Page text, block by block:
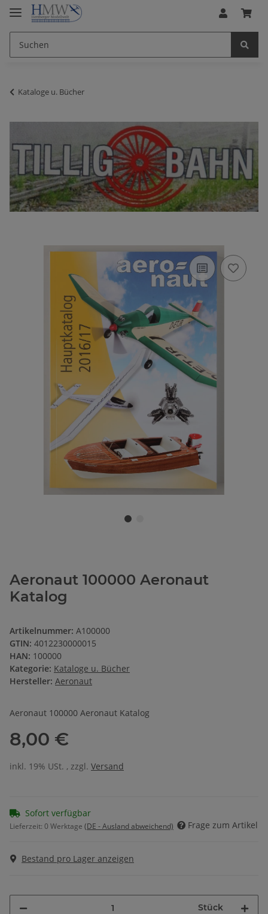
Kataloge u. Bücher
Aeronaut 100000 Aeronaut
Katalog
Artikelnummer: A100000
GTIN: 4012230000015
HAN: 100000
Kategorie: Kataloge u. Bücher
Hersteller: Aeronaut
Aeronaut 100000 Aeronaut Katalog
8,00 €
inkl. 19% USt. , zzgl. Versand
Sofort verfügbar
Lieferzeit: 0 Werktage (DE - Ausland abweichend) Frage zum Artikel
Bestand pro Lager anzeigen
Stück